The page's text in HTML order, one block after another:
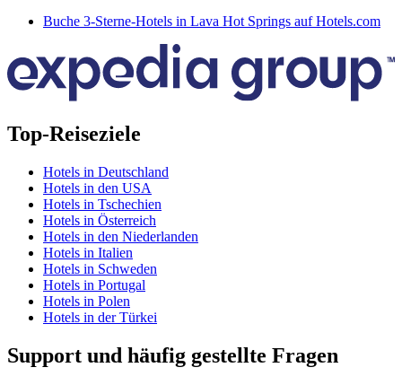
Buche 3-Sterne-Hotels in Lava Hot Springs auf Hotels.com
Top-Reiseziele
Hotels in Deutschland
Hotels in den USA
Hotels in Tschechien
Hotels in Österreich
Hotels in den Niederlanden
Hotels in Italien
Hotels in Schweden
Hotels in Portugal
Hotels in Polen
Hotels in der Türkei
Support und häufig gestellte Fragen